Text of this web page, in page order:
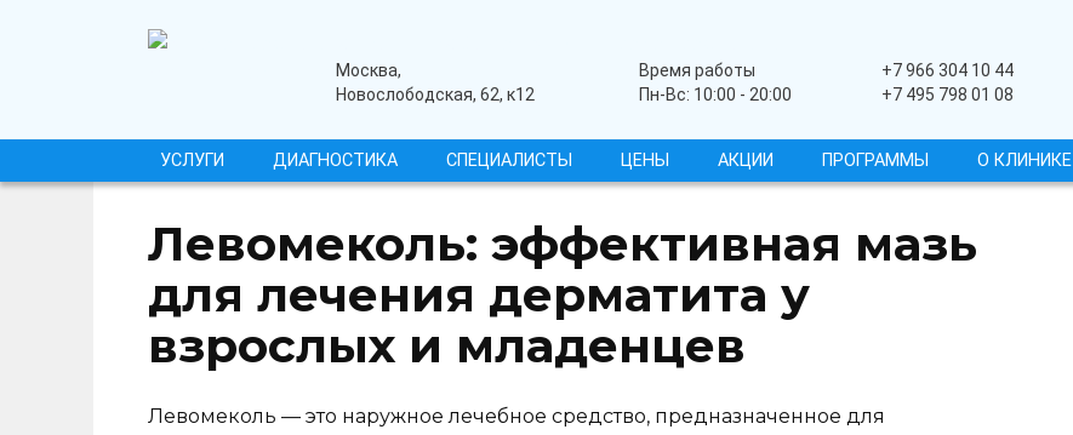
медицинский центрМосква,
Новослободская, 62, к12
Время работы
Пн-Вс: 10:00 - 20:00
+7 966 304 10 44
+7 495 798 01 08
УСЛУГИ ДИАГНОСТИКА СПЕЦИАЛИСТЫ ЦЕНЫ АКЦИИ ПРОГРАММЫ О КЛИНИКЕ
Левомеколь: эффективная мазь
для лечения дерматита у
взрослых и младенцев
Левомеколь — это наружное лечебное средство, предназначенное для